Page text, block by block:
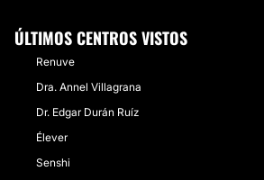
ÚLTIMOS CENTROS VISTOS
Renuve
Dra. Annel Villagrana
Dr. Edgar Durán Ruíz
Élever
Senshi